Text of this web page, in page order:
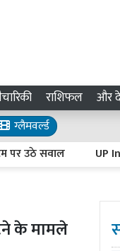
राशिफल और
ग्लैमवर्ल्ड
सवाल UP
के मामले